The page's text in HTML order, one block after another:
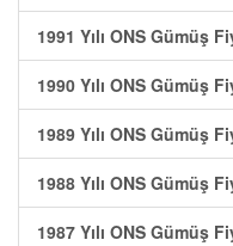
1991 Yılı ONS Gümüş
1990 Yılı ONS Gümüş
1989 Yılı ONS Gümüş
1988 Yılı ONS Gümüş
1987 Yılı ONS Gümüş